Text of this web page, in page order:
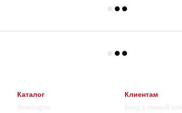
Каталог
Флипчарты
Клиентам
Вход в личный